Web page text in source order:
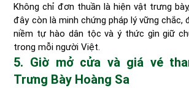
Không chỉ đơn thuần là hiện vật trưng
đây còn là minh chứng pháp lý vững chắc,
niềm tự hào dân tộc và ý thức gìn giữ
trong mỗi người Việt.
5. Giờ mở cửa và giá vé
Trưng Bày Hoàng Sa